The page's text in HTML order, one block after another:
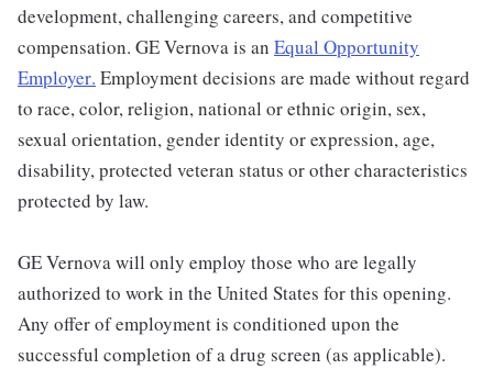
development, challenging careers, and competitive
compensation. GE Vernova is an Equal Opportunity
Employer. Employment decisions are made without regard
to race, color, religion, national or ethnic origin, sex,
sexual orientation, gender identity or expression, age,
disability, protected veteran status or other characteristics
protected by law.
GE Vernova will only employ those who are legally
authorized to work in the United States for this opening.
Any offer of employment is conditioned upon the
successful completion of a drug screen (as applicable).